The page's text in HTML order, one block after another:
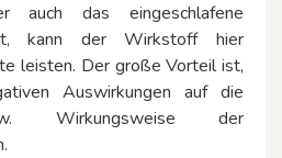
auch das eingeschlafene
kann der Wirkstoff hier
leisten. Der große Vorteil ist,
Auswirkungen auf die
Wirkungsweise der